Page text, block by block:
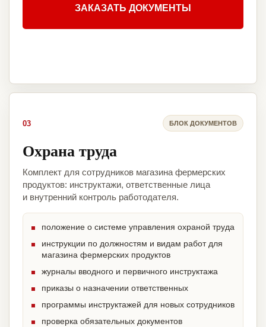
ЗАКАЗАТЬ ДОКУМЕНТЫ
03 БЛОК ДОКУМЕНТОВ
Охрана труда
Комплект для сотрудников магазина фермерских
продуктов: инструктажи, ответственные лица
и внутренний контроль работодателя.
положение о системе управления охраной труда
инструкции по должностям и видам работ для
магазина фермерских продуктов
журналы вводного и первичного инструктажа
приказы о назначении ответственных
программы инструктажей для новых сотрудников
проверка обязательных документов